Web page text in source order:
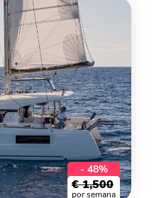
- 48%
€ 1,500
por semana